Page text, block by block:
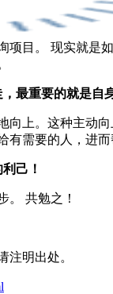
项目。 现实就是
最重要的就是自
向上。这种主动
需要的人，进而
己！
。 共勉之！
注明出处。